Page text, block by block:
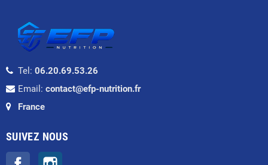
Tel: 06.20.69.53.26
Email: contact@efp-nutrition.fr
France
SUIVEZ NOUS
Facebook